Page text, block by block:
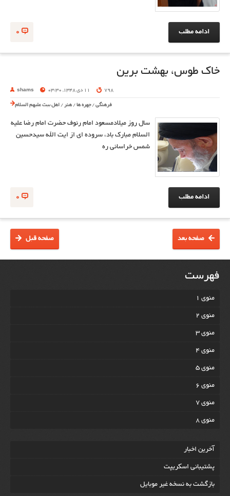
0 ادامه مطلب
خاك طوس، بهشت برين
shams 11 دی 1348, 03:30 798
فرهنگی /چهره ها / هنر / اهل بیت علیهم السلام
سال روز میلادمسعود امام رئوف حضرت امام رضا علیه
السلام مبارک باد، سروده ای از ایت الله سیدحسین
شمس خراسانی ره
0 ادامه مطلب
صفحه قبل صفحه بعد
فهرست
منوی 1
منوی 2
منوی 3
منوی 4
منوی 5
منوی 6
منوی 7
منوی 8
آخرين اخبار
پشتیبانی اسکریپت
بازگشت به نسخه غير موبایل